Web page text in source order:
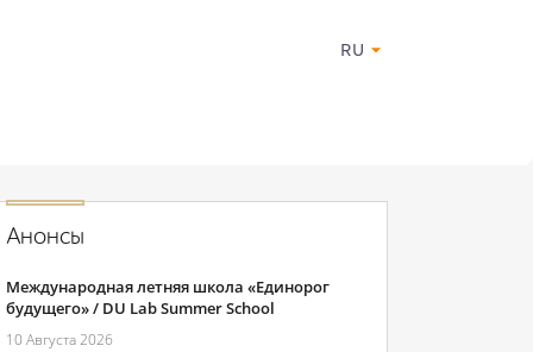
RU
Анонсы
Международная летняя школа «Единорог
будущего» / DU Lab Summer School
10 Августа 2026